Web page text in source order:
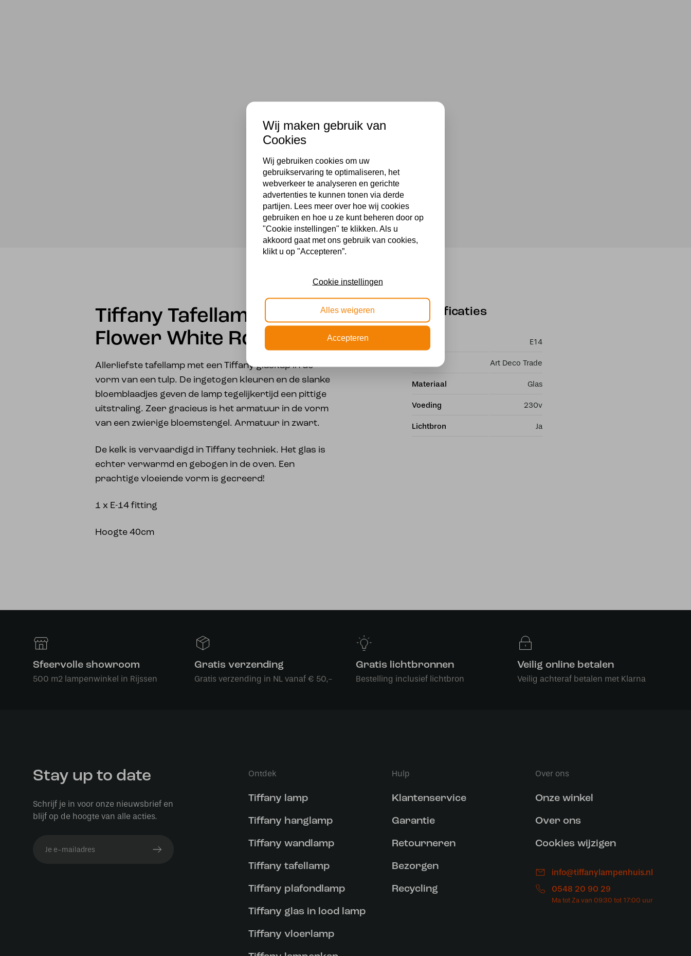
Tiffany Tafellamp Lovely
Flower White Romantic
Allerliefste tafellamp met een Tiffany glaskap in de
vorm van een tulp. De ingetogen kleuren en de slanke
bloemblaadjes geven de lamp tegelijkertijd een pittige
uitstraling. Zeer gracieus is het armatuur in de vorm
van een zwierige bloemstengel. Armatuur in zwart.
De kelk is vervaardigd in Tiffany techniek. Het glas is
echter verwarmd en gebogen in de oven. Een
prachtige vloeiende vorm is gecreerd!
1 x E-14 fitting
Hoogte 40cm
Specificaties
E14
Art Deco Trade
Materiaal Glas
Voeding 230v
Lichtbron Ja
Sfeervolle showroom
500 m2 lampenwinkel in Rijssen
Gratis verzending
Gratis verzending in NL vanaf € 50,-
Gratis lichtbronnen
Bestelling inclusief lichtbron
Veilig online betalen
Veilig achteraf betalen met Klarna
Stay up to date
Schrijf je in voor onze nieuwsbrief en
blijf op de hoogte van alle acties.
Ontdek
Tiffany lamp
Tiffany hanglamp
Tiffany wandlamp
Tiffany tafellamp
Tiffany plafondlamp
Tiffany glas in lood lamp
Tiffany vloerlamp
Hulp
Klantenservice
Garantie
Retourneren
Bezorgen
Recycling
Over ons
Onze winkel
Over ons
Cookies wijzigen
info@tiffanylampenhuis.nl
0548 20 90 29
Wij maken gebruik van
Cookies
Wij gebruiken cookies om uw
gebruikservaring te optimaliseren, het
webverkeer te analyseren en gerichte
advertenties te kunnen tonen via derde
partijen. Lees meer over hoe wij cookies
gebruiken en hoe u ze kunt beheren door op
"Cookie instellingen" te klikken. Als u
akkoord gaat met ons gebruik van cookies,
klikt u op "Accepteren”.
Cookie instellingen
Alles weigeren
Accepteren